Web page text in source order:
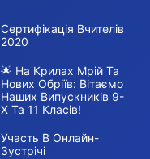
Сертифікація Вчителів
2020
🌟 На Крилах Мрій Та
Нових Обріїв: Вітаємо
Наших Випускників 9-
Х Та 11 Класів!
Участь В Онлайн-
Зустрічі